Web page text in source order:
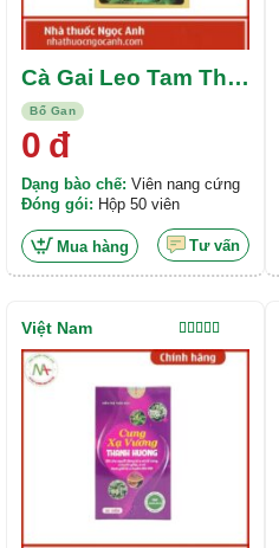
Bổ Gan
Cà Gai Leo Tam Thất
– Xạ Đen Rostex
Pharma USA
0 đ
Dạng bào chế: Viên nang cứng
Đóng gói: Hộp 50 viên
Mua hàng Tư vấn
Được xếp
hạng4.00
Việt Nam